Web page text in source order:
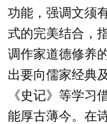
功能，强调文须
式的完美结合，
调作家道德修养
出要向儒家经典
《史记》等学习
能厚古薄今。在